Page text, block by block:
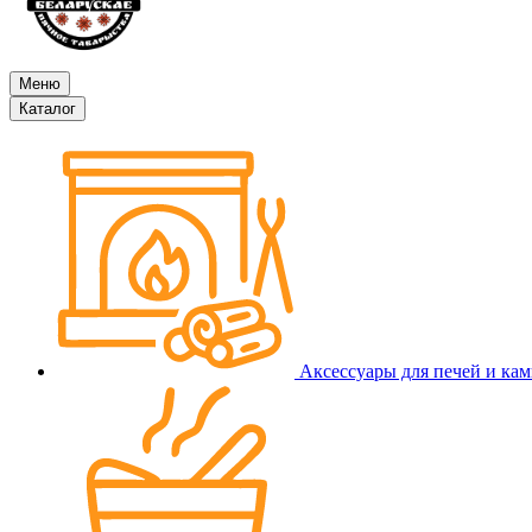
Меню
Каталог
Аксессуары для печей и